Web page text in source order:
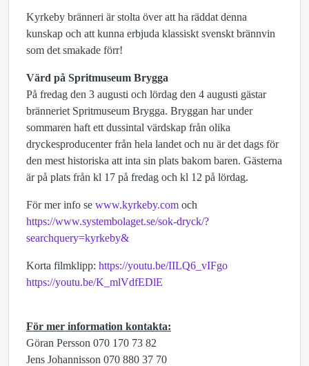
Kyrkeby bränneri är stolta över att ha räddat denna
kunskap och att kunna erbjuda klassiskt svenskt brännvin
som det smakade förr!
Värd på Spritmuseum Brygga
På fredag den 3 augusti och lördag den 4 augusti gästar
bränneriet Spritmuseum Brygga. Bryggan har under
sommaren haft ett dussintal värdskap från olika
dryckesproducenter från hela landet och nu är det dags för
den mest historiska att inta sin plats bakom baren. Gästerna
är på plats från kl 17 på fredag och kl 12 på lördag.
För mer info se www.kyrkeby.com och
https://www.systembolaget.se/sok-dryck/?
searchquery=kyrkeby&
Korta filmklipp: https://youtu.be/IILQ6_vIFgo
https://youtu.be/K_mlVdfEDlE
För mer information kontakta:
Göran Persson 070 170 73 82
Jens Johannisson 070 880 37 70